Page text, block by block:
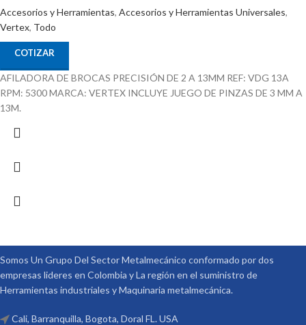
Accesorios y Herramientas, Accesorios y Herramientas Universales,
Vertex, Todo
COTIZAR
AFILADORA DE BROCAS PRECISIÓN DE 2 A 13MM REF: VDG 13A
RPM: 5300 MARCA: VERTEX INCLUYE JUEGO DE PINZAS DE 3 MM A
13M.
Somos Un Grupo Del Sector Metalmecánico conformado por dos
empresas lideres en Colombia y La región en el suministro de
Herramientas industriales y Maquinaria metalmecánica.
Cali, Barranquilla, Bogota, Doral FL. USA